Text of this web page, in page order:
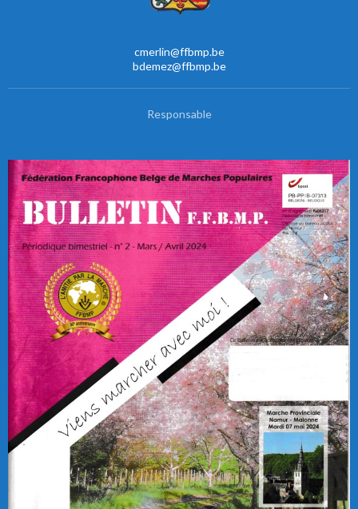
cmerlin@ffbmp.be
bdemez@ffbmp.be
Responsable